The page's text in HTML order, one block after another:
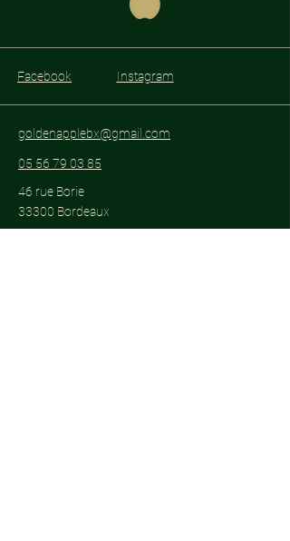
Facebook Instagram
goldenapplebx@gmail.com
05 56 79 03 85
46 rue Borie
33300 Bordeaux